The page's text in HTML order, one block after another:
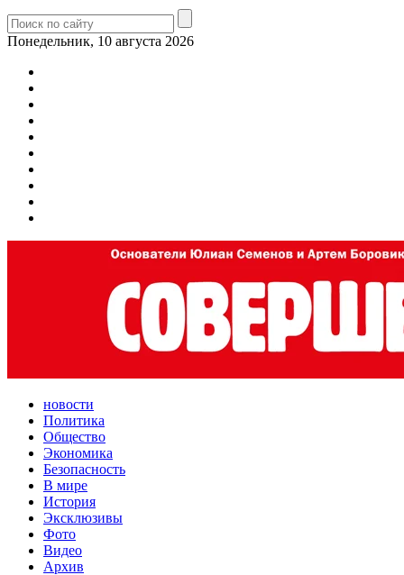
Понедельник, 10 августа 2026
новости
Политика
Общество
Экономика
Безопасность
В мире
История
Эксклюзивы
Фото
Видео
Архив